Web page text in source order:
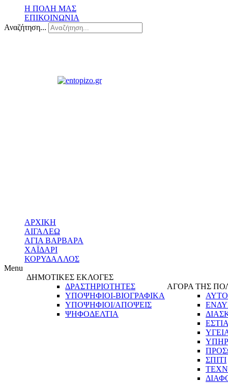
Η ΠΟΛΗ ΜΑΣ
ΕΠΙΚΟΙΝΩΝΙΑ
Αναζήτηση...
ΑΡΧΙΚΗ
ΑΙΓΑΛΕΩ
ΑΓΙΑ ΒΑΡΒΑΡΑ
ΧΑΪΔΑΡΙ
ΚΟΡΥΔΑΛΛΟΣ
Menu
ΔΗΜΟΤΙΚΕΣ ΕΚΛΟΓΕΣ
ΔΡΑΣΤΗΡΙΟΤΗΤΕΣ
ΥΠΟΨΗΦΙΟΙ-ΒΙΟΓΡΑΦΙΚΑ
ΥΠΟΨΗΦΙΟΙ/ΑΠΟΨΕΙΣ
ΨΗΦΟΔΕΛΤΙΑ
ΑΓΟΡΑ ΤΗΣ
ΣΠΙΤΙ